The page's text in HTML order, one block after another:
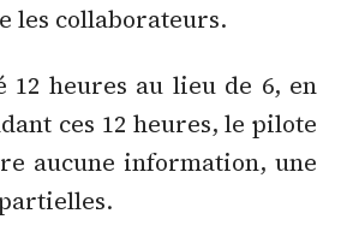
les collaborateurs.
heures au lieu de 6, en
ces 12 heures, le pilote
aucune information, une